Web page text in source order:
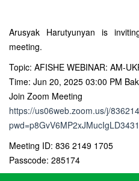
Arusyak Harutyunyan is
meeting.
Topic: AFISHE WEBINAR: AM-
Time: Jun 20, 2025 03:00 PM
Join Zoom Meeting
https://us06web.zoom.us/j/
Meeting ID: 836 2149 1705
Passcode: 285174